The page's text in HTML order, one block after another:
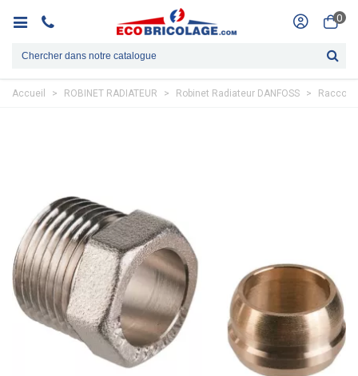
0
Accueil > ROBINET RADIATEUR > Robinet Radiateur DANFOSS >